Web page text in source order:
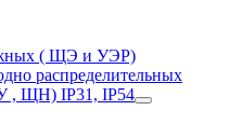
( ЩЭ и УЭР)
распределительных
, ЩН) IP31, IP54